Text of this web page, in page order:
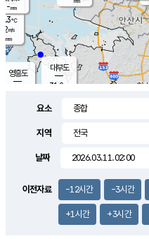
℃
m/s
mm
영흥도
2.9m/s
대부도
31.2
-mm
요소
지역
날짜
이전자료 -12시간 -3시간
+1시간 +3시간